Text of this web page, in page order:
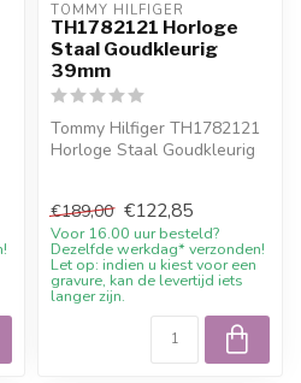
TOMMY HILFIGER
TH1782121 Horloge
Staal Goudkleurig
39mm
Tommy Hilfiger TH1782121
Horloge Staal Goudkleurig
€189,00 €122,85
Voor 16.00 uur besteld?
Dezelfde werkdag* verzonden!
Let op: indien u kiest voor een
gravure, kan de levertijd iets
langer zijn.